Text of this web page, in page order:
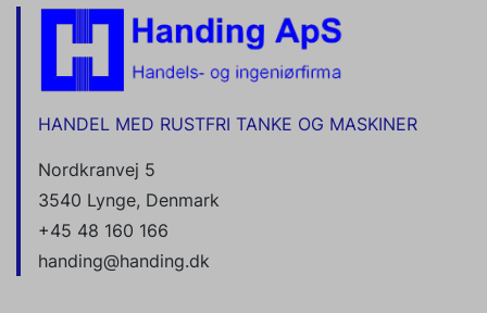
HANDEL MED RUSTFRI TANKE OG MASKINER
Nordkranvej 5
3540 Lynge, Denmark
+45 48 160 166
handing@handing.dk